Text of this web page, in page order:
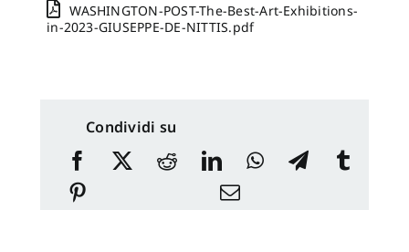
WASHINGTON-POST-The-Best-Art-Exhibitions-
in-2023-GIUSEPPE-DE-NITTIS.pdf
Condividi su